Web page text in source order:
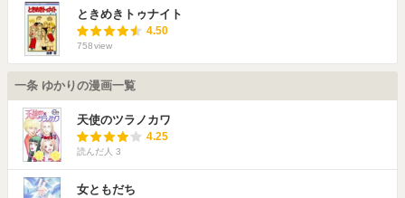
ときめきトゥナイト
4.50
758view
一条 ゆかりの漫画一覧
天使のツラノカワ
4.25
読んだ人 3
女ともだち